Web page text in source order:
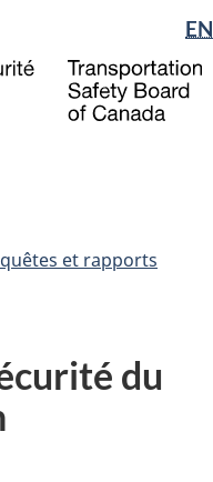
EN
et rapports
du